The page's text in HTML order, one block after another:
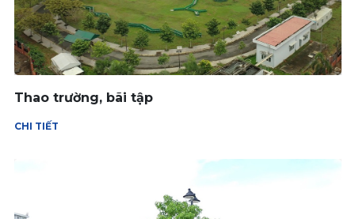
Thao trường, bãi tập
CHI TIẾT